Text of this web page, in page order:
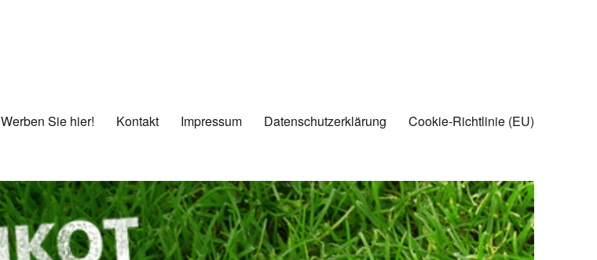
Werben Sie hier! Kontakt Impressum Datenschutzerklärung Cookie-Richtlinie (EU)